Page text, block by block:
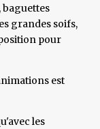
baguettes
grandes soifs,
pour
est
les